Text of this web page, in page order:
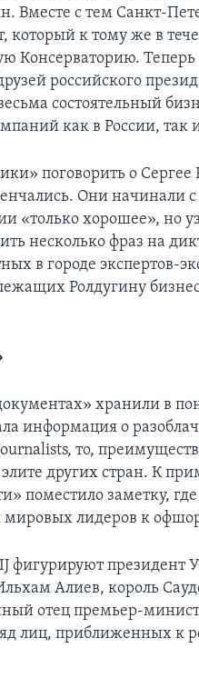
Вместе с тем Санкт-
который к тому же в
Консерваторию.
российского
состоятельный
как в России, так
поговорить о Сергее
Они начинали с
«только хорошее», но
несколько фраз на
в городе экспертов-
Ролдугину
хранили в
информация о
то,
других стран. К
поместило заметку, где
лидеров к
фигурируют президент
Алиев, король
отец премьер-
лиц, приближенных к